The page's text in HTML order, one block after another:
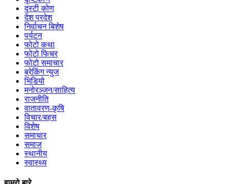
दृस्टी कोण
देश परदेश
निर्वाचन बिशेष
पर्यटन
फोटो कथा
फोटो फिचर
फोटो समाचार
ब्रेकिंग न्युज
भिडियो
मनोरञ्जन/साहित्य
राजनीति
वातावरण-कृषि
विचार/बहस
विशेष
समाचार
समाज
स्थानीय
स्वास्थ्य